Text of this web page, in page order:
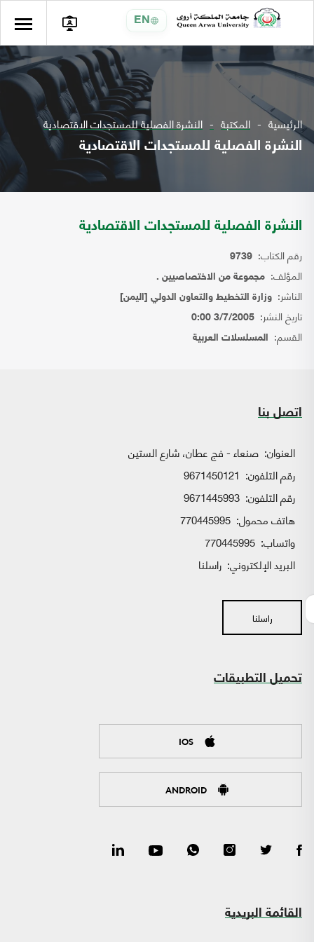
EN
الرئيسية المكتبة النشرة الفصلية للمستجدات الاقتصادية
النشرة الفصلية للمستجدات الاقتصادية
النشرة الفصلية للمستجدات الاقتصادية
رقم الكتاب: 9739
المؤلف: مجموعة من الاختصاصيين .
الناشر: وزارة التخطيط والتعاون الدولي [اليمن]
تاريخ النشر: 3/7/2005 0:00
القسم: المسلسلات العربية
اتصل بنا
العنوان: صنعاء - فج عطان، شارع الستين
رقم التلفون: 9671450121
رقم التلفون: 9671445993
هاتف محمول: 770445995
واتساب:
البريد الإلكتروني: راسلنا
راسلنا
تحميل التطبيقات
IOS
ANDROID
القائمة البريدية